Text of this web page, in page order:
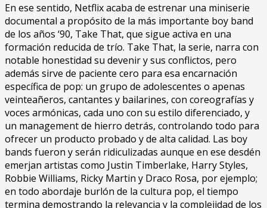
En ese sentido, Netflix acaba de estrenar una miniserie
documental a propósito de la más importante boy band
de los años ‘90, Take That, que sigue activa en una
formación reducida de trío. Take That, la serie, narra con
notable honestidad su devenir y sus conflictos, pero
además sirve de paciente cero para esa encarnación
específica de pop: un grupo de adolescentes o apenas
veinteañeros, cantantes y bailarines, con coreografías y
voces armónicas, cada uno con su estilo diferenciado, y
un management de hierro detrás, controlando todo para
ofrecer un producto probado y de alta calidad. Las boy
bands fueron y serán ridiculizadas aunque en ese desdén
emerjan artistas como Justin Timberlake, Harry Styles,
Robbie Williams, Ricky Martin y Draco Rosa, por ejemplo;
en todo abordaje burlón de la cultura pop, el tiempo
termina demostrando la relevancia y la complejidad de los